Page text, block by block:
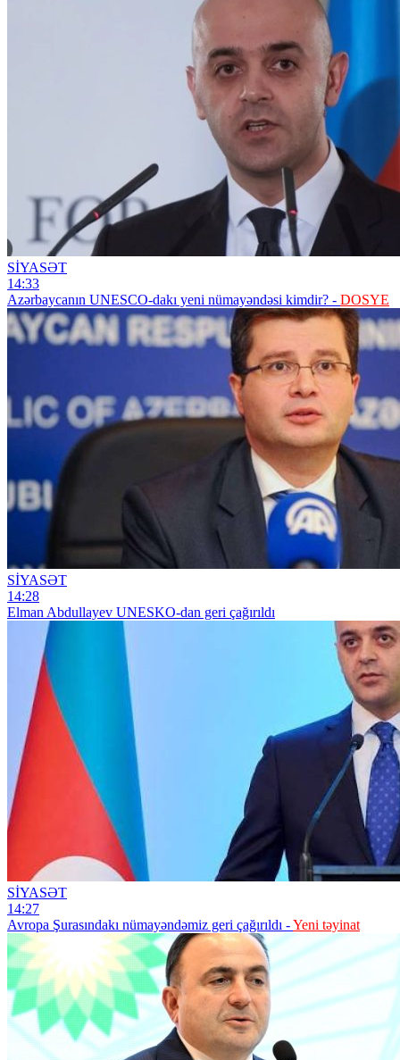
SİYASƏT
14:33
Azərbaycanın UNESCO-dakı yeni nümayəndəsi kimdir? - DOSYE
SİYASƏT
14:28
Elman Abdullayev UNESKO-dan geri çağırıldı
SİYASƏT
14:27
Avropa Şurasındakı nümayəndəmiz geri çağırıldı -Yeni təyinat